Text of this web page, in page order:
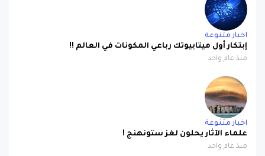
اخبار متنوعة
إبتكار أول ميتابيوتك رباعي المكونات في العالم !!
منذ عام واحد
اخبار متنوعة
علماء الآثار يحلون لغز ستونهنج !
منذ عام واحد